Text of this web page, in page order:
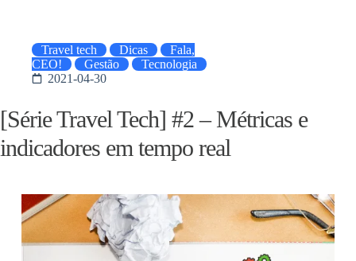
Travel tech Dicas
Fala,
CEO!
Gestão
Tecnologia
2021-04-30
[Série Travel Tech] #2 – Métricas e
indicadores em tempo real